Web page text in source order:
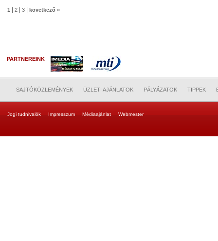
1 2 3 következő »
PARTNEREINK
SAJTÓKÖZLEMÉNYEK ÜZLETI AJÁNLATOK PÁLYÁZATOK TIPPEK
Jogi tudnivalók Impresszum Médiaajánlat Webmester